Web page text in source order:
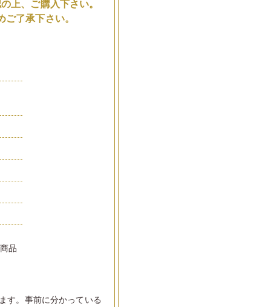
上、ご購入下さい。
了承下さい。
品
す。事前に分かっている